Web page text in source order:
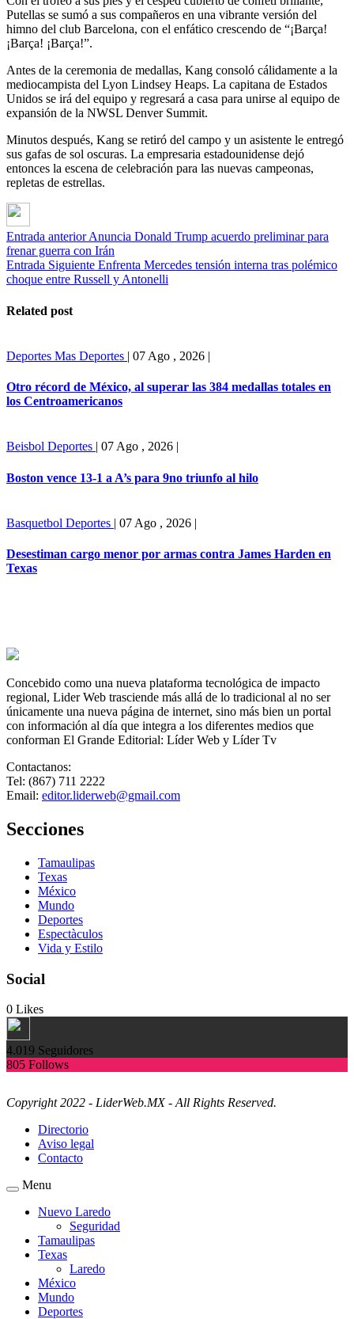
Putellas se sumó a sus compañeros en una vibrante versión del
himno del club Barcelona, con el enfático crescendo de “¡Barça!
¡Barça! ¡Barça!”.
Antes de la ceremonia de medallas, Kang consoló cálidamente a la
mediocampista del Lyon Lindsey Heaps. La capitana de Estados
Unidos se irá del equipo y regresará a casa para unirse al equipo de
expansión de la NWSL Denver Summit.
Minutos después, Kang se retiró del campo y un asistente le entregó
sus gafas de sol oscuras. La empresaria estadounidense dejó
entonces la escena de celebración para las nuevas campeonas,
repletas de estrellas.
Entrada anterior Anuncia Donald Trump acuerdo preliminar para
frenar guerra con Irán
Entrada Siguiente Enfrenta Mercedes tensión interna tras polémico
choque entre Russell y Antonelli
Related post
Deportes Mas Deportes | 07 Ago , 2026 |
Otro récord de México, al superar las 384 medallas totales en
los Centroamericanos
Beisbol Deportes | 07 Ago , 2026 |
Boston vence 13-1 a A’s para 9no triunfo al hilo
Basquetbol Deportes | 07 Ago , 2026 |
Desestiman cargo menor por armas contra James Harden en
Texas
Concebido como una nueva plataforma tecnológica de impacto
regional, Lider Web trasciende más allá de lo tradicional al no ser
únicamente una nueva página de internet, sino más bien un portal
con información al día que integra a los diferentes medios que
conforman El Grande Editorial: Líder Web y Líder Tv
Contactanos:
Tel: (867) 711 2222
Email: editor.liderweb@gmail.com
Secciones
Tamaulipas
Texas
México
Mundo
Deportes
Espectàculos
Vida y Estilo
Social
0 Likes
4.019 Seguidores
805 Follows
Copyright 2022 - LiderWeb.MX - All Rights Reserved.
Directorio
Aviso legal
Contacto
Menu
Nuevo Laredo
Seguridad
Tamaulipas
Texas
Laredo
México
Mundo
Deportes